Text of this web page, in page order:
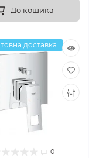
До кошика
доставка
0